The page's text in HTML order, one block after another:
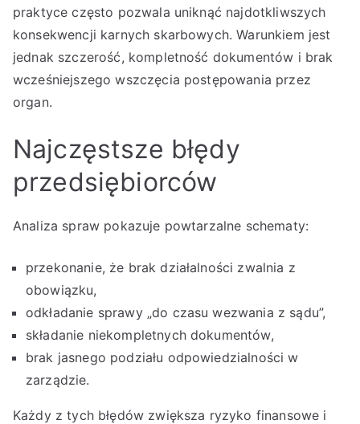
praktyce często pozwala uniknąć najdotkliwszych
konsekwencji karnych skarbowych. Warunkiem jest
jednak szczerość, kompletność dokumentów i brak
wcześniejszego wszczęcia postępowania przez
organ.
Najczęstsze błędy
przedsiębiorców
Analiza spraw pokazuje powtarzalne schematy:
przekonanie, że brak działalności zwalnia z
obowiązku,
odkładanie sprawy „do czasu wezwania z sądu”,
składanie niekompletnych dokumentów,
brak jasnego podziału odpowiedzialności w
zarządzie.
Każdy z tych błędów zwiększa ryzyko finansowe i